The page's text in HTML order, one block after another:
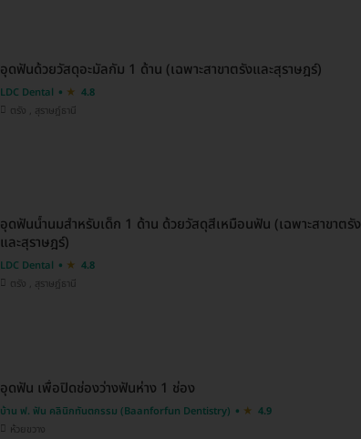
อุดฟันด้วยวัสดุอะมัลกัม 1 ด้าน (เฉพาะสาขาตรังและสุราษฎร์)
LDC Dental
4.8
ตรัง , สุราษฎ์ธานี
อุดฟันน้ำนมสำหรับเด็ก 1 ด้าน ด้วยวัสดุสีเหมือนฟัน (เฉพาะสาขาตรัง
และสุราษฎร์)
LDC Dental
4.8
ตรัง , สุราษฎ์ธานี
อุดฟัน เพื่อปิดช่องว่างฟันห่าง 1 ช่อง
บ้าน ฟ. ฟัน คลินิกทันตกรรม (Baanforfun Dentistry)
4.9
ห้วยขวาง